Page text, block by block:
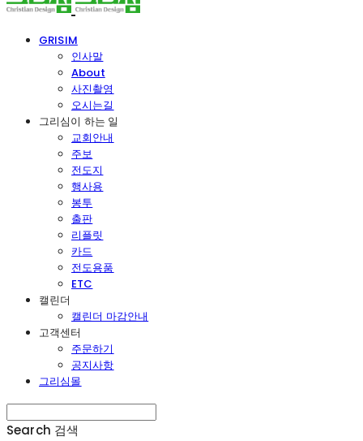
GRISIM
인사말
About
사진촬영
오시는길
그리심이 하는 일
교회안내
주보
전도지
행사용
봉투
출판
리플릿
카드
전도용품
ETC
캘린더
캘린더 마감안내
고객센터
주문하기
공지사항
그리심몰
Search 검색